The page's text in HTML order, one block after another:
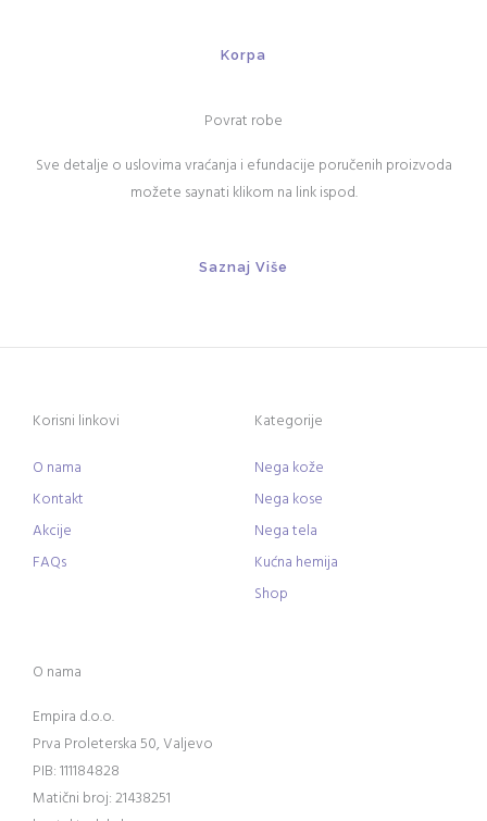
Korpa
Povrat robe
Sve detalje o uslovima vraćanja i efundacije poručenih proizvoda
možete saynati klikom na link ispod.
Saznaj Više
Korisni linkovi
O nama
Kontakt
Akcije
FAQs
Kategorije
Nega kože
Nega kose
Nega tela
Kućna hemija
Shop
O nama
Empira d.o.o.
Prva Proleterska 50, Valjevo
PIB: 111184828
Matični broj: 21438251